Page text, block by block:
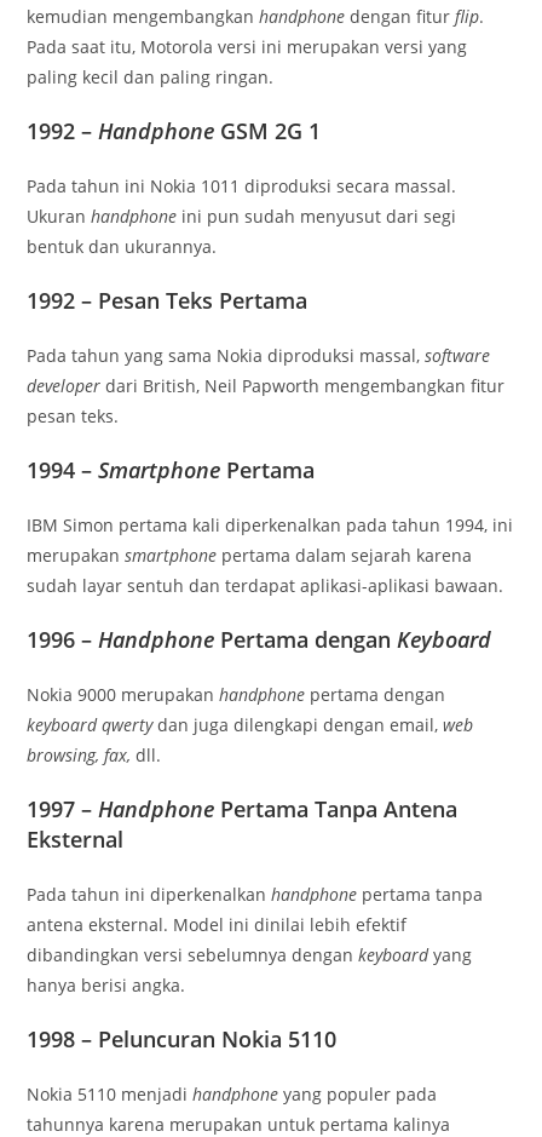
kemudian mengembangkanhandphonedengan fiturflip.
Pada saat itu, Motorola versi ini merupakan versi yang
paling kecil dan paling ringan.
1992 – Handphone GSM 2G 1
Pada tahun ini Nokia 1011 diproduksi secara massal.
Ukuranhandphone ini pun sudah menyusut dari segi
bentuk dan ukurannya.
1992 – Pesan Teks Pertama
Pada tahun yang sama Nokia diproduksi massal,software
developerdari British, Neil Papworth mengembangkan fitur
pesan teks.
1994 –Smartphone Pertama
IBM Simon pertama kali diperkenalkan pada tahun 1994, ini
merupakansmartphone pertama dalam sejarah karena
sudah layar sentuh dan terdapat aplikasi-aplikasi bawaan.
1996 – Handphone Pertama dengan Keyboard
Nokia 9000 merupakanhandphone pertama dengan
keyboard qwertydan juga dilengkapi dengan email,web
browsing, fax,dll.
1997 – Handphone Pertama Tanpa Antena
Eksternal
Pada tahun ini diperkenalkanhandphone pertama tanpa
antena eksternal. Model ini dinilai lebih efektif
dibandingkan versi sebelumnya dengan keyboardyang
hanya berisi angka.
1998 – Peluncuran Nokia 5110
Nokia 5110 menjadihandphone yang populer pada
tahunnya karena merupakan untuk pertama kalinya